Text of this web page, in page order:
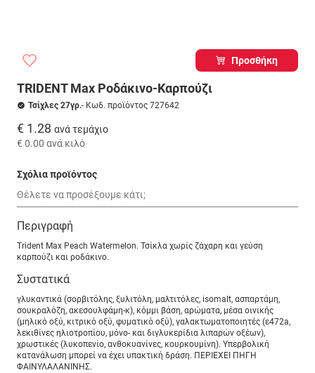
Προσθήκη
TRIDENT Max Ροδάκινο-Καρπούζι
Τσίχλες 27γρ.- Κωδ. προϊόντος 727642
€ 1.28 ανά τεμάχιο
€ 0.00 ανά κιλό
Σχόλια προϊόντος
Περιγραφή
Trident Max Peach Watermelon. Τσίκλα χωρίς ζάχαρη και γεύση
καρπούζι και ροδάκινο.
Συστατικά
γλυκαντικά (σορβιτόλης, ξυλιτόλη, μαλτιτόλες, isomalt, ασπαρτάμη,
σουκραλόζη, ακεσουλφάμη-κ), κόμμι βάση, αρώματα, μέσα οινικής
(μηλικό οξύ, κιτρικό οξύ, φυματικό οξύ), γαλακτωματοποιητές (ε472a,
λεκιθίνες ηλιοτροπίου, μόνο- και διγλυκερίδια λιπαρών οξέων),
χρωστικές (λυκοπενίο, ανθοκυανίνες, κουρκουμίνη). Υπερβολική
κατανάλωση μπορεί να έχει υπακτική δράση. ΠΕΡΙΕΧΕΙ ΠΗΓΗ
ΦΑΙΝΥΛΑΛΑΝΙΝΗΣ.